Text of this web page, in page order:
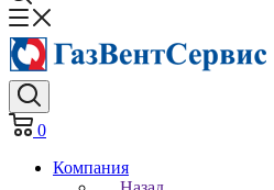
0
Компания